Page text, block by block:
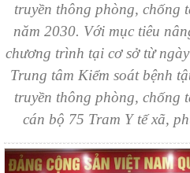
truyền thông phòng, chống
năm 2030. Với mục tiêu
chương trình tại cơ sở từ
Trung tâm Kiểm soát bệnh
truyền thông phòng, chống
cán bộ 75 Tram Y tế xã,